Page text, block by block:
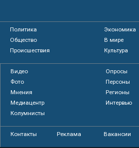
Политика
Экономика
Общество
В мире
Происшествия
Культура
Видео
Опросы
Фото
Персоны
Мнения
Регионы
Медиацентр
Интервью
Колумнисты
Контакты Реклама Вакансии